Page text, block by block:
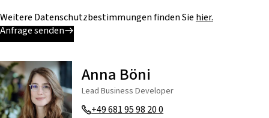
Weitere Datenschutzbestimmungen finden Sie hier.
Anfrage senden
Anna Böni
Lead Business Developer
+49 681 95 98 20 0